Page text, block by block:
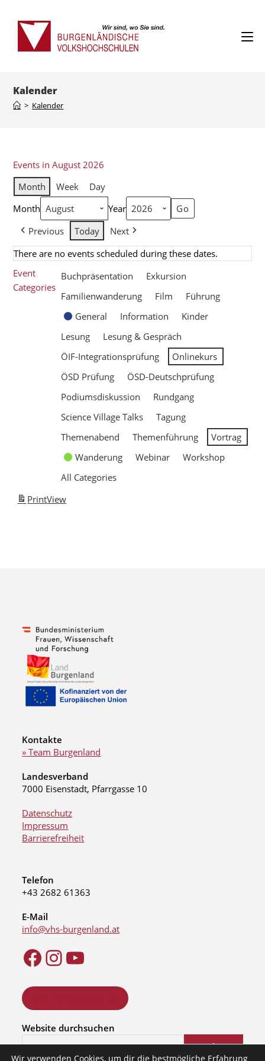
Kalender
> Kalender
Events in August 2026
Month
Week
Day
Month
Year
Previous
Today
Next
There are no events scheduled during these dates.
Event
Categories
Buchpräsentation
Exkursion
Familienwanderung
Film
Führung
General
Information
Kinder
Lesung
Lesung & Gespräch
ÖIF-Integrationsprüfung
Onlinekurs
ÖSD Prüfung
ÖSD-Deutschprüfung
Podiumsdiskussion
Rundgang
Science Village Talks
Tagung
Themenabend
Themenführung
Vortrag
Wanderung
Webinar
Workshop
All Categories
PrintView
Kontakte
» Team Burgenland
Landesverband
7000 Eisenstadt, Pfarrgasse 10
Datenschutz
Impressum
Barrierefreiheit
Telefon
+43 2682 61363
E-Mail
info@vhs-burgenland.at
Website durchsuchen
Suchen
Wir verwenden Cookies, um dir die bestmögliche Erfahrung